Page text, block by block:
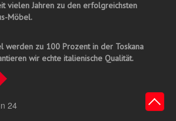
vielen Jahren zu den erfolgreichsten
Möbel.
werden zu 100 Prozent in der Toskana
wir echte italienische Qualität.
24